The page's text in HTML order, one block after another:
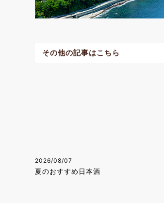
その他の記事はこちら
2026/08/07
夏のおすすめ日本酒